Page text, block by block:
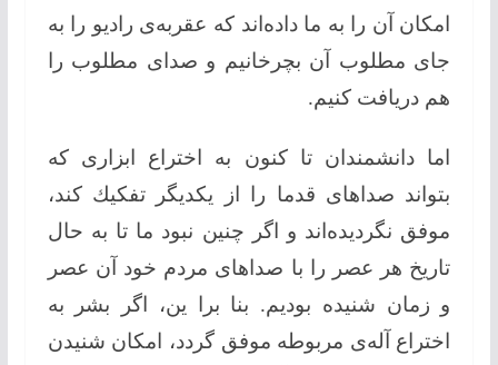
امكان آن را به ما داده‌اند كه عقربه‌ی رادیو را به
جای مطلوب آن بچرخانیم و صدای مطلوب را
هم دریافت كنیم.
اما دانشمندان تا كنون به اختراع ابزاری كه
بتواند صداهای قدما را از یكدیگر تفكیك كند،
موفق نگردیده‌اند و اگر چنین نبود ما تا به حال
تاریخ هر عصر را با صداهای مردم خود آن عصر
و زمان شنیده‌ بودیم. بنا برا ین، اگر بشر به
اختراع آله‌ی مربوطه موفق گردد، امكان شنیدن